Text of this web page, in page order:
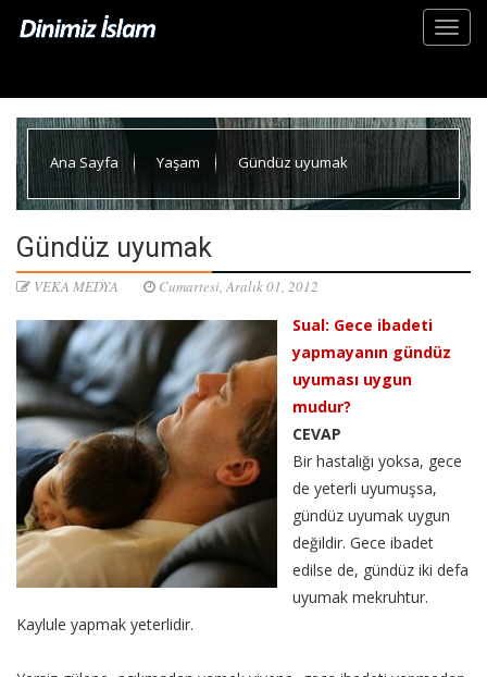
Ana Sayfa Yaşam Gündüz uyumak
Gündüz uyumak
VEKA MEDYA Cumartesi, Aralık 01, 2012
Sual: Gece ibadeti
yapmayanın gündüz
uyuması uygun
mudur?
CEVAP
Bir hastalığı yoksa, gece
de yeterli uyumuşsa,
gündüz uyumak uygun
değildir. Gece ibadet
edilse de, gündüz iki defa
uyumak mekruhtur.
Kaylule yapmak yeterlidir.